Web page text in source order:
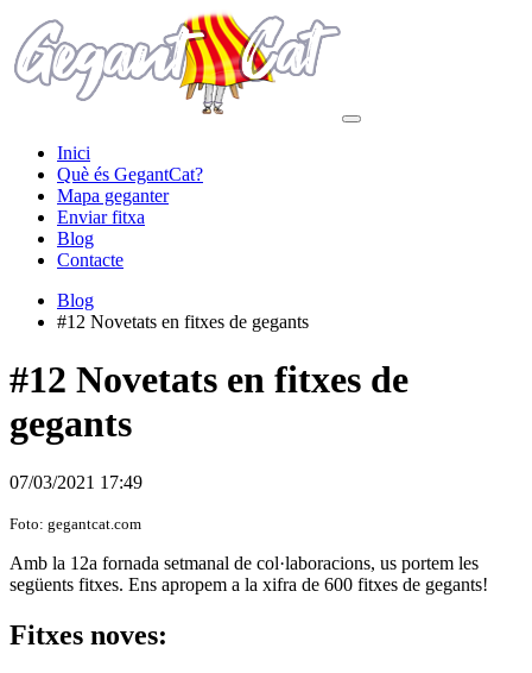
Inici
Què és GegantCat?
Mapa geganter
Enviar fitxa
Blog
Contacte
Blog
#12 Novetats en fitxes de gegants
#12 Novetats en fitxes de
gegants
07/03/2021 17:49
Foto: gegantcat.com
Amb la 12a fornada setmanal de col·laboracions, us portem les
següents fitxes. Ens apropem a la xifra de 600 fitxes de gegants!
Fitxes noves: